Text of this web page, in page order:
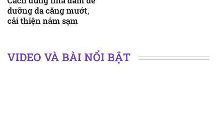
dưỡng da căng mướt,
cải thiện nám sạm
VIDEO VÀ BÀI NỔI BẬT